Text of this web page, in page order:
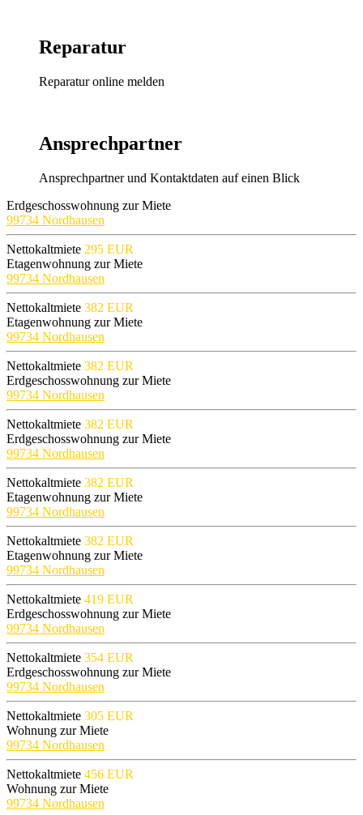
Reparatur
Reparatur online melden
Ansprechpartner
Ansprechpartner und Kontaktdaten auf einen Blick
Erdgeschosswohnung zur Miete
99734 Nordhausen
Nettokaltmiete 295 EUR
Etagenwohnung zur Miete
99734 Nordhausen
Nettokaltmiete 382 EUR
Etagenwohnung zur Miete
99734 Nordhausen
Nettokaltmiete 382 EUR
Erdgeschosswohnung zur Miete
99734 Nordhausen
Nettokaltmiete 382 EUR
Erdgeschosswohnung zur Miete
99734 Nordhausen
Nettokaltmiete 382 EUR
Etagenwohnung zur Miete
99734 Nordhausen
Nettokaltmiete 382 EUR
Etagenwohnung zur Miete
99734 Nordhausen
Nettokaltmiete 419 EUR
Erdgeschosswohnung zur Miete
99734 Nordhausen
Nettokaltmiete 354 EUR
Erdgeschosswohnung zur Miete
99734 Nordhausen
Nettokaltmiete 305 EUR
Wohnung zur Miete
99734 Nordhausen
Nettokaltmiete 456 EUR
Wohnung zur Miete
99734 Nordhausen